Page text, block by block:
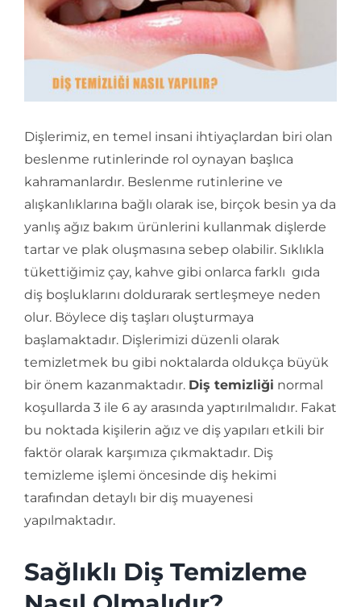
Dişlerimiz, en temel insani ihtiyaçlardan biri olan
beslenme rutinlerinde rol oynayan başlıca
kahramanlardır. Beslenme rutinlerine ve
alışkanlıklarına bağlı olarak ise, birçok besin ya da
yanlış ağız bakım ürünlerini kullanmak dişlerde
tartar ve plak oluşmasına sebep olabilir. Sıklıkla
tükettiğimiz çay, kahve gibi onlarca farklı gıda
diş boşluklarını doldurarak sertleşmeye neden
olur. Böylece diş taşları oluşturmaya
başlamaktadır. Dişlerimizi düzenli olarak
temizletmek bu gibi noktalarda oldukça büyük
bir önem kazanmaktadır. Diş temizliği normal
koşullarda 3 ile 6 ay arasında yaptırılmalıdır. Fakat
bu noktada kişilerin ağız ve diş yapıları etkili bir
faktör olarak karşımıza çıkmaktadır. Diş
temizleme işlemi öncesinde diş hekimi
tarafından detaylı bir diş muayenesi
yapılmaktadır.
Sağlıklı Diş Temizleme